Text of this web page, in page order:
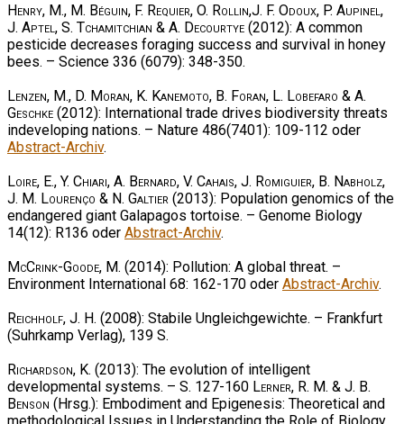
Henry, M., M. Béguin, F. Requier, O. Rollin,J. F. Odoux, P. Aupinel,
J. Aptel, S. Tchamitchian & A. Decourtye (2012): A common
pesticide decreases foraging success and survival in honey
bees. – Science 336 (6079): 348-350.
Lenzen, M., D. Moran, K. Kanemoto, B. Foran, L. Lobefaro & A.
Geschke (2012): International trade drives biodiversity threats
indeveloping nations. – Nature 486(7401): 109-112 oder
Abstract-Archiv.
Loire, E., Y. Chiari, A. Bernard, V. Cahais, J. Romiguier, B. Nabholz,
J. M. Lourenço & N. Galtier (2013): Population genomics of the
endangered giant Galapagos tortoise. – Genome Biology
14(12): R136 oder Abstract-Archiv.
McCrink-Goode, M. (2014): Pollution: A global threat. –
Environment International 68: 162-170 oder Abstract-Archiv.
Reichholf, J. H. (2008): Stabile Ungleichgewichte. – Frankfurt
(Suhrkamp Verlag), 139 S.
Richardson, K. (2013): The evolution of intelligent
developmental systems. – S. 127-160 Lerner, R. M. & J. B.
Benson (Hrsg.): Embodiment and Epigenesis: Theoretical and